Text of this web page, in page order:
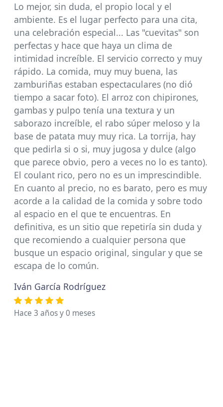
Lo mejor, sin duda, el propio local y el
ambiente. Es el lugar perfecto para una cita,
una celebración especial... Las "cuevitas" son
perfectas y hace que haya un clima de
intimidad increíble. El servicio correcto y muy
rápido. La comida, muy muy buena, las
zamburiñas estaban espectaculares (no dió
tiempo a sacar foto). El arroz con chipirones,
gambas y pulpo tenía una textura y un
saborazo increíble, el rabo súper meloso y la
base de patata muy muy rica. La torrija, hay
que pedirla si o si, muy jugosa y dulce (algo
que parece obvio, pero a veces no lo es tanto).
El coulant rico, pero no es un imprescindible.
En cuanto al precio, no es barato, pero es muy
acorde a la calidad de la comida y sobre todo
al espacio en el que te encuentras. En
definitiva, es un sitio que repetiría sin duda y
que recomiendo a cualquier persona que
busque un espacio original, singular y que se
escapa de lo común.
Iván García Rodríguez
Hace 3 años y 0 meses